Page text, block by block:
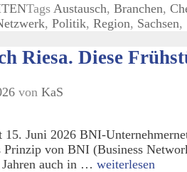
Tags Austausch, Branchen,
, Politik, Region, Sachsen,
Riesa. Diese
von KaS
15. Juni 2026 BNI-
von BNI (Business
auch in … weiterlesen